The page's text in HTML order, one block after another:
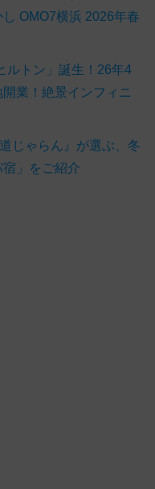
OMO7横浜 2026年春
ルトン」誕生！26年4
業！絶景インフィニ
じゃらん』が選ぶ、冬
」をご紹介